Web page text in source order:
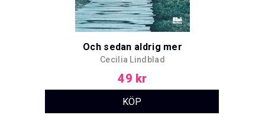
Och sedan aldrig mer
Cecilia Lindblad
49 kr